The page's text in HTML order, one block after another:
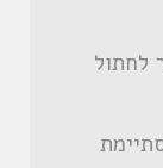
כאשר לחתול